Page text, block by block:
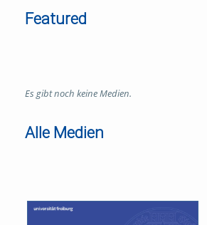
Featured
Es gibt noch keine Medien.
Alle Medien